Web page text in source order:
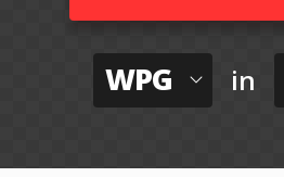
WPG in